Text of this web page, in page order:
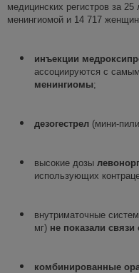
медицинских регистров за
менингиомой и 14 717
инъекции
ассоциируются с самым
менингиомы;
дезогестрел (мини-
высокие дозы
использующих
внутриматочные
мг) не показали связи
комбинированные